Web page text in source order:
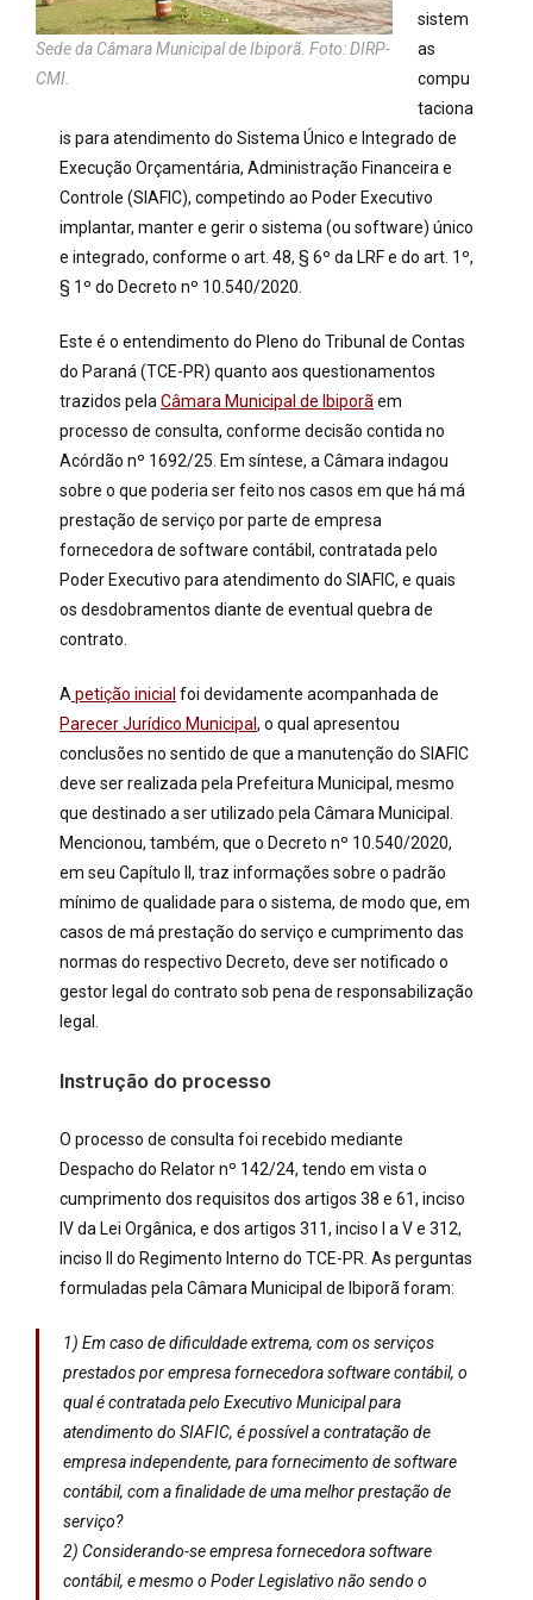
Sede da Câmara Municipal de Ibiporã. Foto: DIRP-
CMI.
sistem
as
compu
taciona
is para atendimento do Sistema Único e Integrado de
Execução Orçamentária, Administração Financeira e
Controle (SIAFIC), competindo ao Poder Executivo
implantar, manter e gerir o sistema (ou software) único
e integrado, conforme o art. 48, § 6º da LRF e do art. 1º,
§ 1º do Decreto nº 10.540/2020.
Este é o entendimento do Pleno do Tribunal de Contas
do Paraná (TCE-PR) quanto aos questionamentos
trazidos pela Câmara Municipal de Ibiporã em
processo de consulta, conforme decisão contida no
Acórdão nº 1692/25. Em síntese, a Câmara indagou
sobre o que poderia ser feito nos casos em que há má
prestação de serviço por parte de empresa
fornecedora de software contábil, contratada pelo
Poder Executivo para atendimento do SIAFIC, e quais
os desdobramentos diante de eventual quebra de
contrato.
A petição inicial foi devidamente acompanhada de
Parecer Jurídico Municipal , o qual apresentou
conclusões no sentido de que a manutenção do SIAFIC
deve ser realizada pela Prefeitura Municipal, mesmo
que destinado a ser utilizado pela Câmara Municipal.
Mencionou, também, que o Decreto nº 10.540/2020,
em seu Capítulo II, traz informações sobre o padrão
mínimo de qualidade para o sistema, de modo que, em
casos de má prestação do serviço e cumprimento das
normas do respectivo Decreto, deve ser notificado o
gestor legal do contrato sob pena de responsabilização
legal.
Instrução do processo
O processo de consulta foi recebido mediante
Despacho do Relator nº 142/24, tendo em vista o
cumprimento dos requisitos dos artigos 38 e 61, inciso
IV da Lei Orgânica, e dos artigos 311, inciso I a V e 312,
inciso II do Regimento Interno do TCE-PR. As perguntas
formuladas pela Câmara Municipal de Ibiporã foram:
1) Em caso de dificuldade extrema, com os serviços
prestados por empresa fornecedora software contábil, o
qual é contratada pelo Executivo Municipal para
atendimento do SIAFIC, é possível a contratação de
empresa independente, para fornecimento de software
contábil, com a finalidade de uma melhor prestação de
serviço?
2) Considerando-se empresa fornecedora software
contábil, e mesmo o Poder Legislativo não sendo o